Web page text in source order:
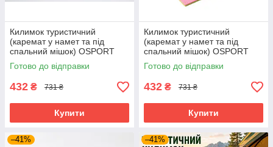
Килимок туристичний
(каремат у намет та під
спальний мішок) OSPORT
Tourist 10мм (FI-0082)
Жовто-Синій
Готово до відправки
432 ₴ 731 ₴
Купити
Килимок туристичний
(каремат у намет та під
спальний мішок) OSPORT
Tourist 10мм (FI-0082)
Салатово-рожевий
Готово до відправки
432 ₴ 731 ₴
Купити
–41% –41%